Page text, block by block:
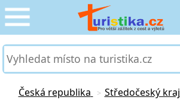
CESTOVÁNÍ
SLUŽBY & DOPRAVA
Česká republika > Středočeský kraj